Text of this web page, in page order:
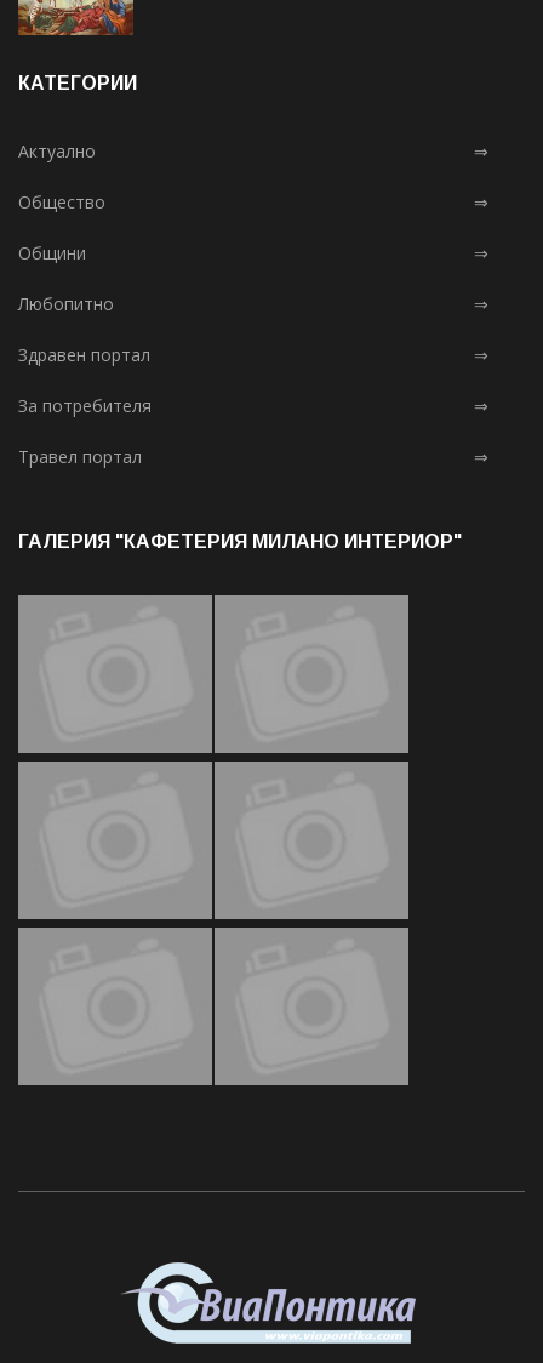
КАТЕГОРИИ
Актуално ⇒
Общество ⇒
Общини ⇒
Любопитно ⇒
Здравен портал ⇒
За потребителя ⇒
Травел портал ⇒
ГАЛЕРИЯ "КАФЕТЕРИЯ МИЛАНО ИНТЕРИОР"